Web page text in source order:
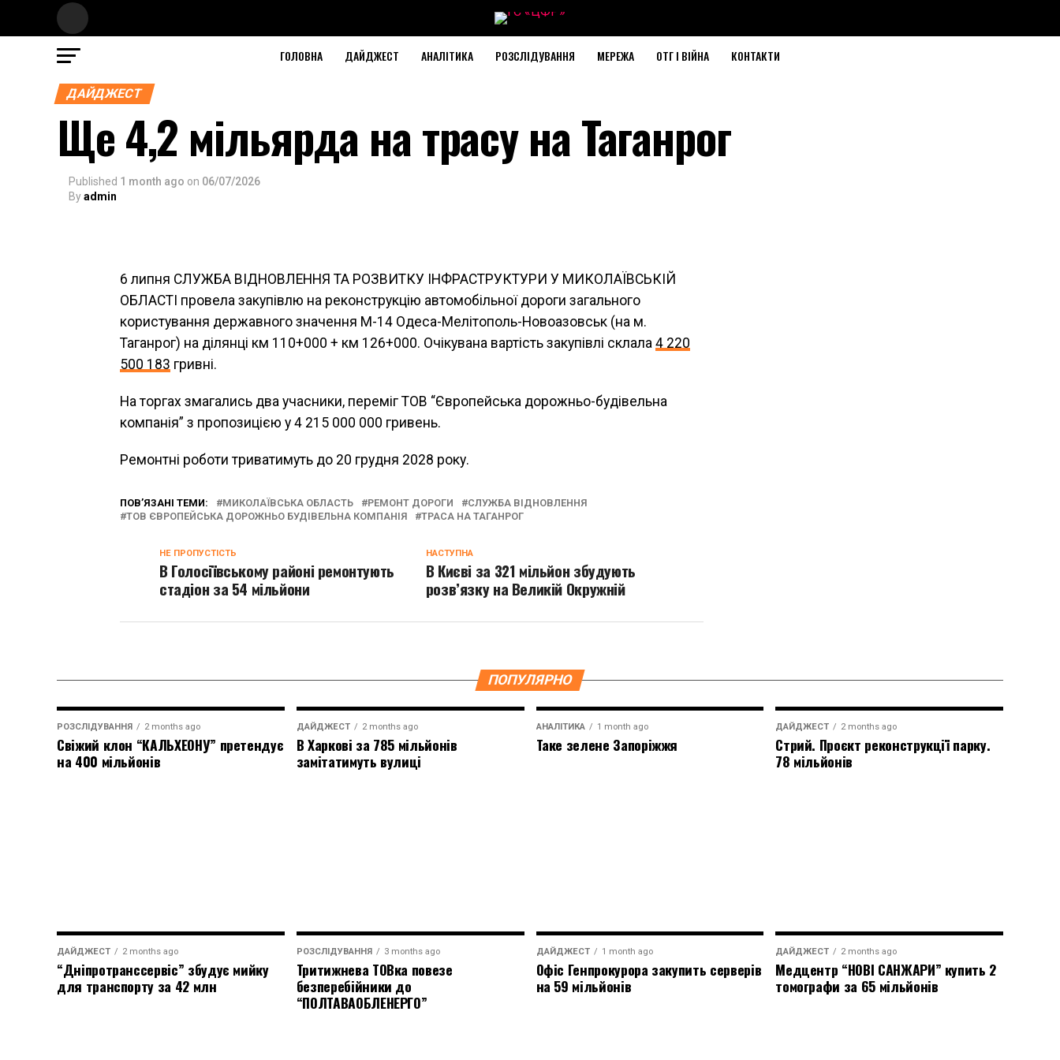
ГОЛОВНА ДАЙДЖЕСТ АНАЛІТИКА РОЗСЛІДУВАННЯ МЕРЕЖА ОТГ І ВІЙНА КОНТАКТИ
ДАЙДЖЕСТ
Ще 4,2 мільярда на трасу на Таганрог
Published 1 month ago on 06/07/2026
Byadmin
6 липня СЛУЖБА ВІДНОВЛЕННЯ ТА РОЗВИТКУ ІНФРАСТРУКТУРИ У МИКОЛАЇВСЬКІЙ
ОБЛАСТІ провела закупівлю на реконструкцію автомобільної дороги загального
користування державного значення М-14 Одеса-Мелітополь-Новоазовськ (на м.
Таганрог) на ділянці км 110+000 + км 126+000. Очікувана вартість закупівлі склала 4 220
500 183 гривні.
На торгах змагались два учасники, переміг ТОВ “Європейська дорожньо-будівельна
компанія” з пропозицією у 4 215 000 000 гривень.
Ремонтні роботи триватимуть до 20 грудня 2028 року.
ПОВ’ЯЗАНІ ТЕМИ: МИКОЛАЇВСЬКА ОБЛАСТЬ РЕМОНТ ДОРОГИ
СЛУЖБА ВІДНОВЛЕННЯ
ТОВ ЄВРОПЕЙСЬКА ДОРОЖНЬО БУДІВЕЛЬНА КОМПАНІЯ
ТРАСА НА ТАГАНРОГ
НАСТУПНА
В Києві за 321 мільйон збудують
розв’язку на Великій Окружній
НЕ ПРОПУСТІСТЬ
В Голосіївському районі ремонтують
стадіон за 54 мільйони
ПОПУЛЯРНО
РОЗСЛІДУВАННЯ 2 months ago
Свіжий клон “КАЛЬХЕОНУ” претендує
на 400 мільйонів
ДАЙДЖЕСТ 2 months ago
В Харкові за 785 мільйонів
замітатимуть вулиці
АНАЛІТИКА 1 month ago
Таке зелене Запоріжжя
ДАЙДЖЕСТ 2 months ago
Стрий. Проєкт реконструкції парку.
78 мільйонів
ДАЙДЖЕСТ 2 months ago
“Дніпротранссервіс” збудує мийку
для транспорту за 42 млн
РОЗСЛІДУВАННЯ 3 months ago
Тритижнева ТОВка повезе
безперебійники до
“ПОЛТАВАОБЛЕНЕРГО”
ДАЙДЖЕСТ 1 month ago
Офіс Генпрокурора закупить серверів
на 59 мільйонів
ДАЙДЖЕСТ 2 months ago
Медцентр “НОВІ САНЖАРИ” купить 2
томографи за 65 мільйонів